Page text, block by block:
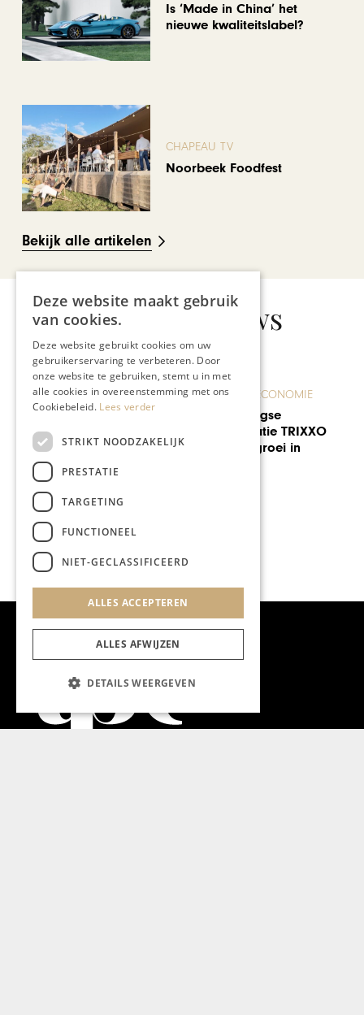
Is ‘Made in China’ het
nieuwe kwaliteitslabel?
CHAPEAU TV
Noorbeek Foodfest
Bekijk alle artikelen
Gerelateerd nieuws
ONDERNEMEN & ECONOMIE
Belgisch Limburgse
uitzendorganisatie TRIXXO
zet sterk in op groei in
Deze website maakt gebruik
van cookies.
Deze website gebruikt cookies om uw
gebruikerservaring te verbeteren. Door
onze website te gebruiken, stemt u in met
alle cookies in overeenstemming met ons
Cookiebeleid. Lees verder
STRIKT NOODZAKELIJK
PRESTATIE
TARGETING
FUNCTIONEEL
NIET-GECLASSIFICEERD
ALLES ACCEPTEREN
ALLES AFWIJZEN
DETAILS WEERGEVEN